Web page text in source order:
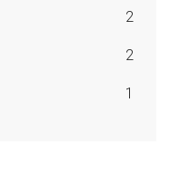
2
2
1